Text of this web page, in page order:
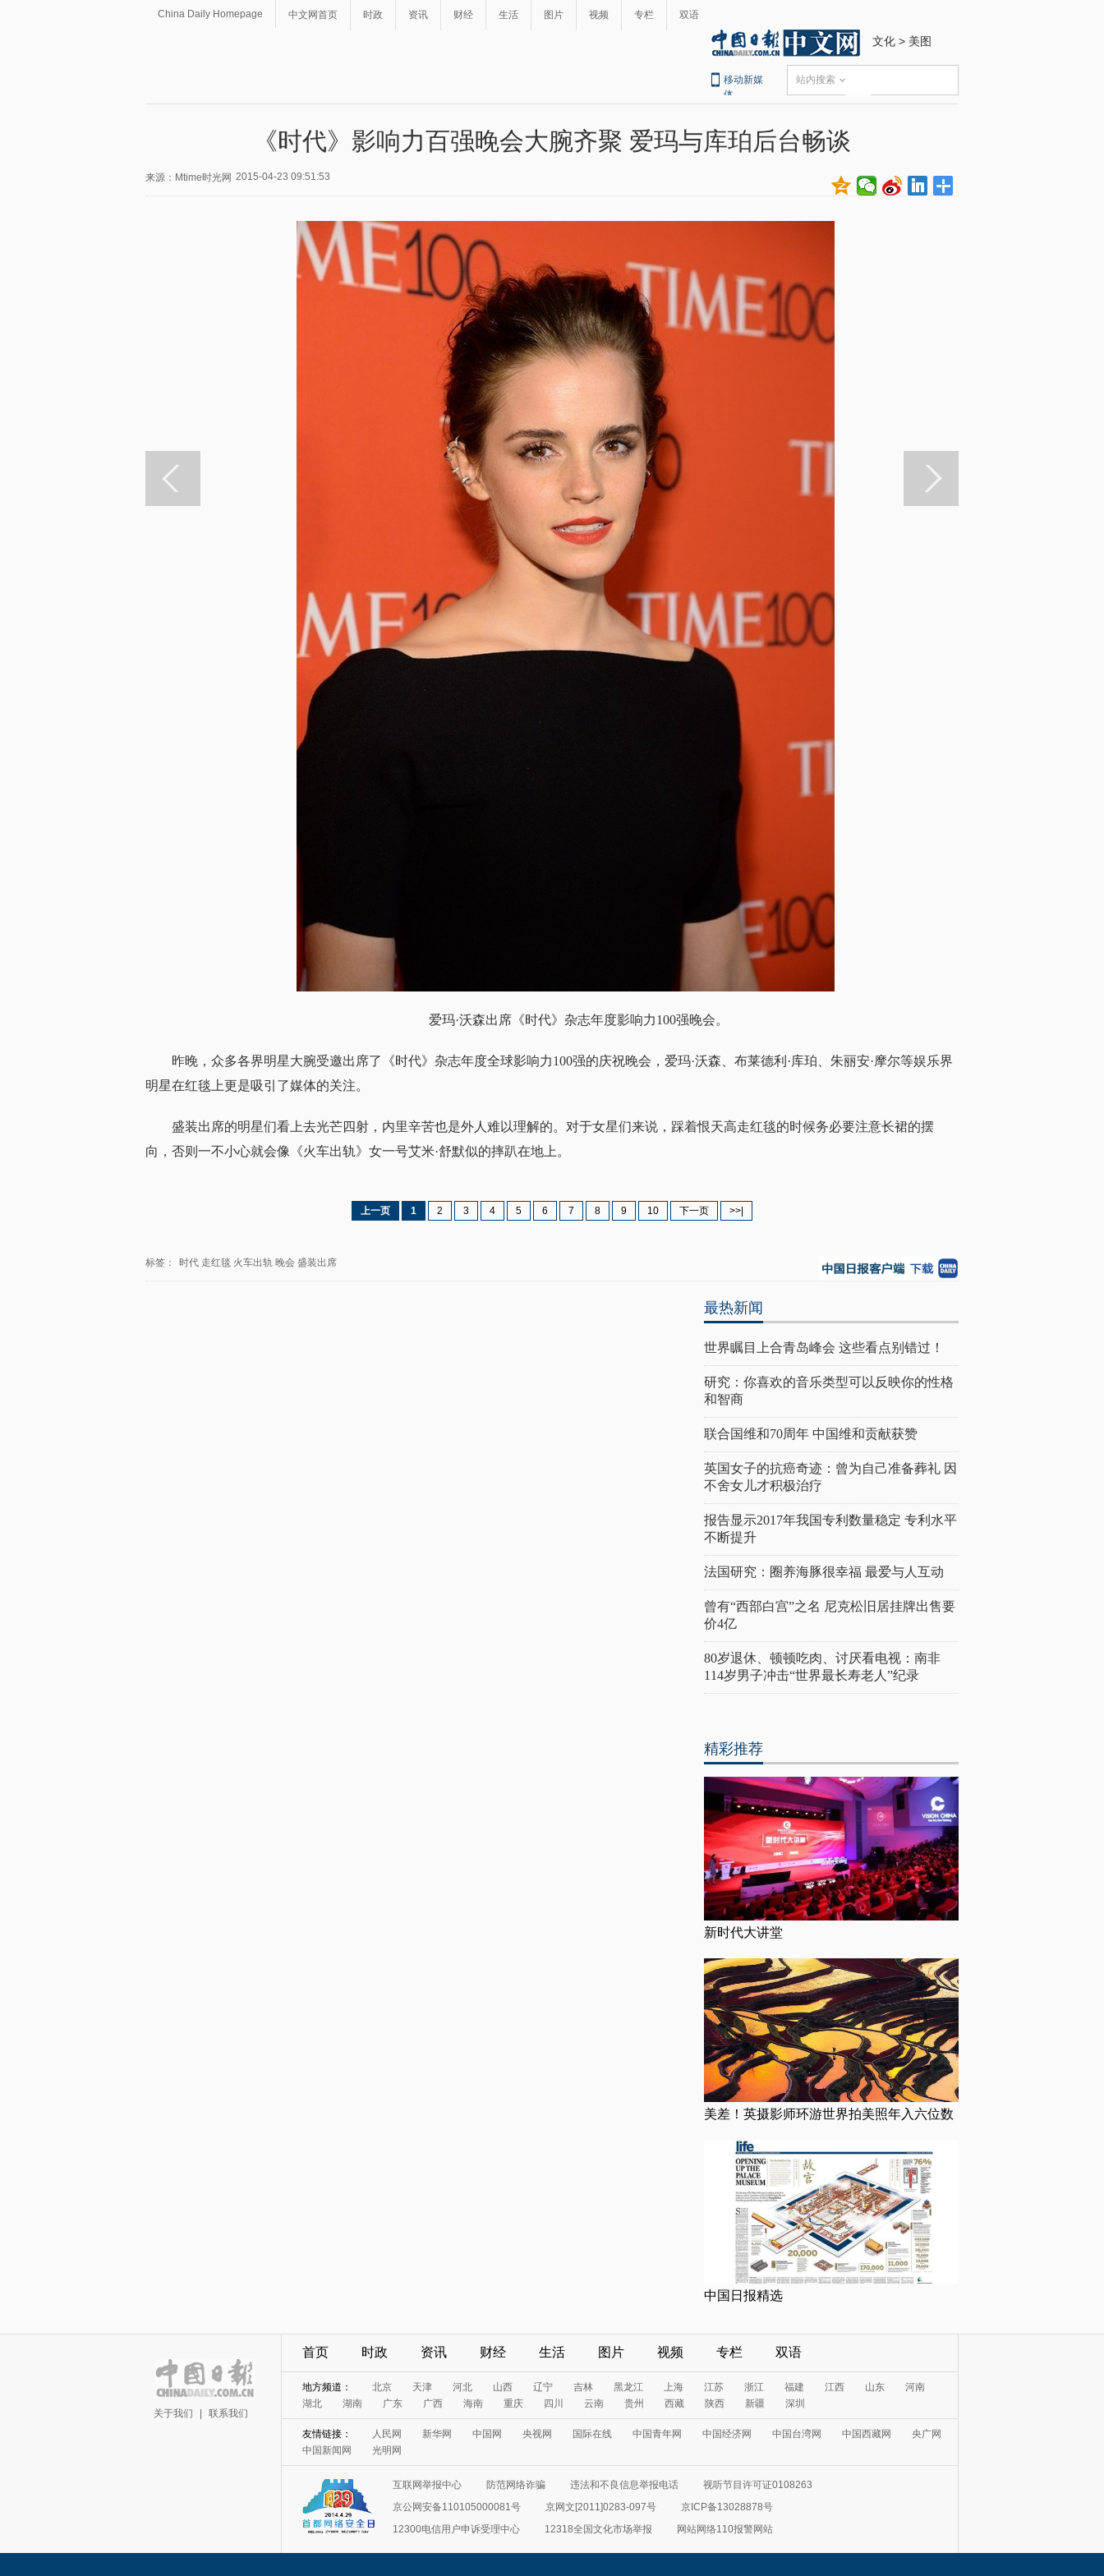
China Daily Homepage 中文网首页 时政 资讯 财经 生活 图片 视频 专栏 双语
文化 > 美图
移动新媒
体
站内搜索
《时代》影响力百强晚会大腕齐聚 爱玛与库珀后台畅谈
来源：Mtime时光网 2015-04-23 09:51:53
爱玛·沃森出席《时代》杂志年度影响力100强晚会。
昨晚，众多各界明星大腕受邀出席了《时代》杂志年度全球影响力100强的庆祝晚会，爱玛·沃森、布莱德利·库珀、朱丽安·摩尔等娱乐界
明星在红毯上更是吸引了媒体的关注。
盛装出席的明星们看上去光芒四射，内里辛苦也是外人难以理解的。对于女星们来说，踩着恨天高走红毯的时候务必要注意长裙的摆
向，否则一不小心就会像《火车出轨》女一号艾米·舒默似的摔趴在地上。
上一页 1 2 3 4 5 6 7 8 9 10 下一页 >>|
标签： 时代 走红毯 火车出轨 晚会 盛装出席
最热新闻
世界瞩目上合青岛峰会 这些看点别错过！
研究：你喜欢的音乐类型可以反映你的性格
和智商
联合国维和70周年 中国维和贡献获赞
英国女子的抗癌奇迹：曾为自己准备葬礼 因
不舍女儿才积极治疗
报告显示2017年我国专利数量稳定 专利水平
不断提升
法国研究：圈养海豚很幸福 最爱与人互动
曾有“西部白宫”之名 尼克松旧居挂牌出售要
价4亿
80岁退休、顿顿吃肉、讨厌看电视：南非
114岁男子冲击“世界最长寿老人”纪录
精彩推荐
新时代大讲堂
美差！英摄影师环游世界拍美照年入六位数
中国日报精选
关于我们 联系我们
首页 时政 资讯 财经 生活 图片 视频 专栏 双语
地方频道： 北京 天津 河北 山西 辽宁 吉林 黑龙江 上海 江苏 浙江 福建 江西 山东
河南
湖北
湖南 广东 广西 海南 重庆 四川 云南 贵州 西藏 陕西 新疆 深圳
友情链接： 人民网 新华网 中国网 央视网 国际在线 中国青年网 中国经济网 中国台湾网 中国西藏网
央广网
中国新闻网
光明网
互联网举报中心 防范网络诈骗 违法和不良信息举报电话
视听节目许可证0108263
京公网安备110105000081号
京网文[2011]0283-097号
京ICP备13028878号
12300电信用户申诉受理中心
12318全国文化市场举报 网站网络110报警网站